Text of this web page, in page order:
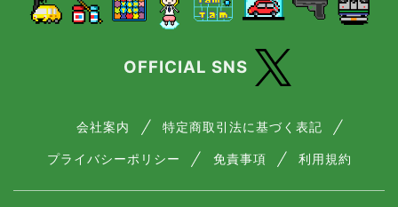
OFFICIAL SNS
会社案内 特定商取引法に基づく表記
プライバシーポリシー 免責事項 利用規約